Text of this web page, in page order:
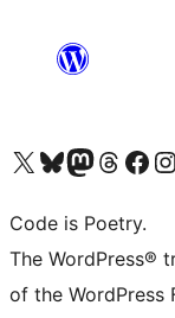
ຢ້ຽມຊົມບັນຊີ X (ຊື່ເກົ່າ Twitter) ຂອງພວກເຮົາຢ້ຽມຊົມບັນຊີ Bluesky ຂອງພວກເຮົາຢ້ຽມຊົມບັນຊີ Mastodon ຂອງພວກເຮົາຢ້ຽມຊົມບັນຊີ Threads ຂອງພວກເຮົາຢ້ຽມຊົມໜ້າ Facebook ຂອງພວກເຮົາ
ຢ້ຽມຊົມບັນຊີ
Code is Poetry.
The WordPress®
of the WordPress